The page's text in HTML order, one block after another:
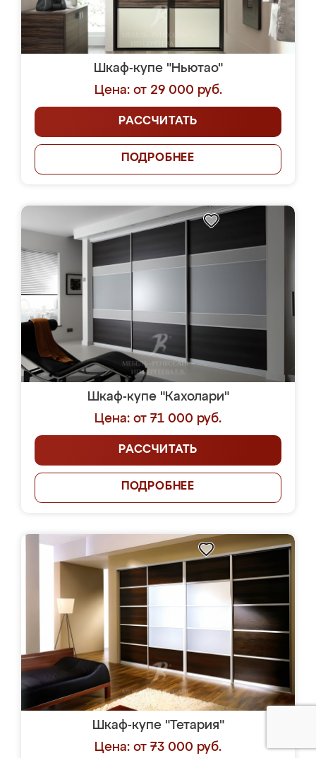
Шкаф-купе "Ньютао"
Цена: от 29 000 руб.
РАССЧИТАТЬ
ПОДРОБНЕЕ
Шкаф-купе "Кахолари"
Цена: от 71 000 руб.
РАССЧИТАТЬ
ПОДРОБНЕЕ
Шкаф-купе "Тетария"
Цена: от 73 000 руб.